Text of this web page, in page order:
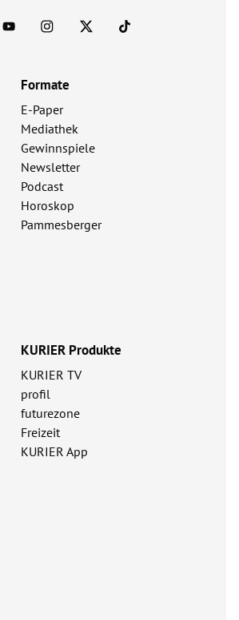
Formate
E-Paper
Mediathek
Gewinnspiele
Newsletter
Podcast
Horoskop
Pammesberger
KURIER Produkte
KURIER TV
profil
futurezone
Freizeit
KURIER App